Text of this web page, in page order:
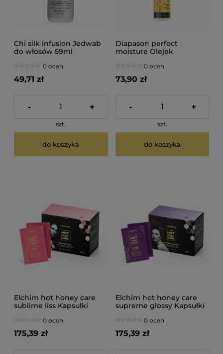
Chi silk infusion Jedwab
do włosów 59ml
0 ocen
49,71 zł
- +
szt.
do koszyka
Diapason perfect
moisture Olejek
0 ocen
73,90 zł
- +
szt.
do koszyka
Elchim hot honey care
sublime liss Kapsułki
0 ocen
175,39 zł
Elchim hot honey care
supreme glossy Kapsułki
włosów 12 sztuk
0 ocen
175,39 zł